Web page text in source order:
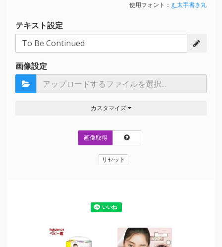
使用フォント： g_太手書き丸
テキスト設定
画像設定
カスタマイズ
画像取得
リセット